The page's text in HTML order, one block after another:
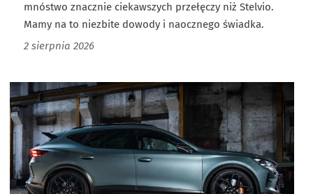
mnóstwo znacznie ciekawszych przełęczy niż Stelvio.
Mamy na to niezbite dowody i naocznego świadka.
2 sierpnia 2026